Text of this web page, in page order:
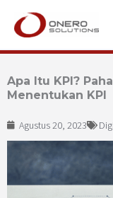
Lewati
Apa Itu KPI?
Menentukan KPI
Agustus 20, 2023